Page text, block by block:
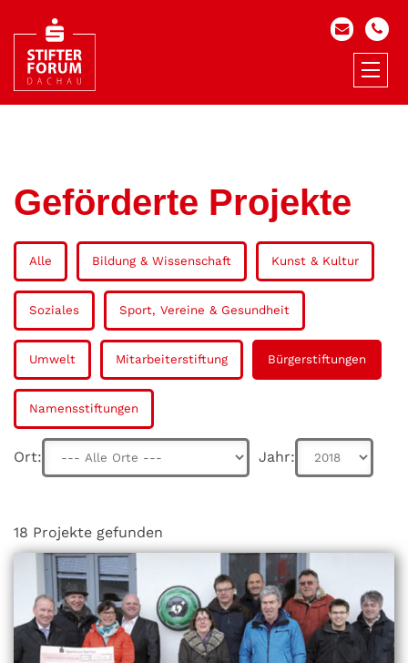
Geförderte Projekte
Alle Bildung & Wissenschaft Kunst & Kultur
Soziales Sport, Vereine & Gesundheit
Umwelt Mitarbeiterstiftung Bürgerstiftungen
Namensstiftungen
Ort: Jahr:
18 Projekte gefunden